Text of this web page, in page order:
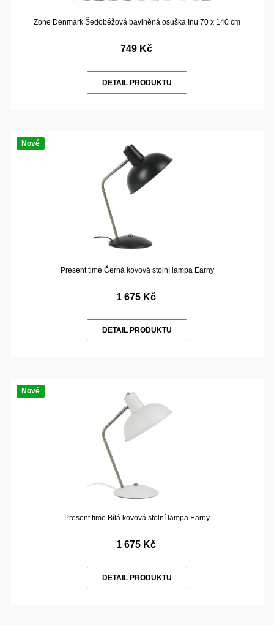
Zone Denmark Šedobéžová bavlněná osuška Inu 70 x 140 cm
749 Kč
DETAIL PRODUKTU
Nové
Present time Černá kovová stolní lampa Earny
1 675 Kč
DETAIL PRODUKTU
Nové
Present time Bílá kovová stolní lampa Earny
1 675 Kč
DETAIL PRODUKTU